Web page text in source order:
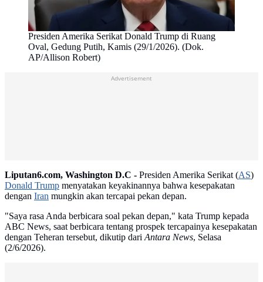
Presiden Amerika Serikat Donald Trump di Ruang
Oval, Gedung Putih, Kamis (29/1/2026). (Dok.
AP/Allison Robert)
Advertisement
Liputan6.com, Washington D.C - Presiden Amerika Serikat (AS)
Donald Trump menyatakan keyakinannya bahwa kesepakatan
dengan Iran mungkin akan tercapai pekan depan.
"Saya rasa Anda berbicara soal pekan depan," kata Trump kepada
ABC News, saat berbicara tentang prospek tercapainya kesepakatan
dengan Teheran tersebut, dikutip dariAntara News, Selasa
(2/6/2026).